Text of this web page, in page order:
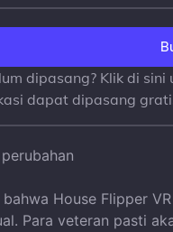
dipasang? Klik di
dapat dipasang
House Flipper
Para veteran pasti